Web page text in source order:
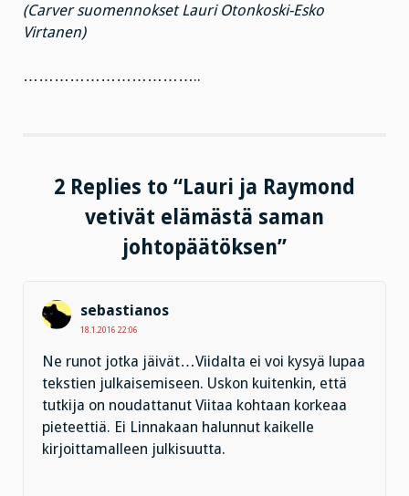
(Carver suomennokset Lauri Otonkoski-Esko
Virtanen)
……………………………..
2 Replies to “Lauri ja Raymond
vetivät elämästä saman
johtopäätöksen”
sebastianos
18.1.2016 22:06
Ne runot jotka jäivät…Viidalta ei voi kysyä lupaa
tekstien julkaisemiseen. Uskon kuitenkin, että
tutkija on noudattanut Viitaa kohtaan korkeaa
pieteettiä. Ei Linnakaan halunnut kaikelle
kirjoittamalleen julkisuutta.